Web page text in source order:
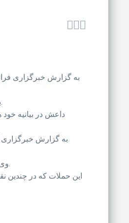

به گزارش خبرگزاری
بنا بر گزارش‌ها، گروه داعش می‌گوید که این حملات را در پاسخ به «توهین به پیامبر اسلام و حملات هوایی که علیه قلمرو داعش انجام شده» ترتیب داده است.
داعش در بیانیه
به گزارش
وی این حملات را با عنوان «اعلان جنگ» به کشورش توصیف کرده و بنا بر گزارش‌ها دولت فرانسه هم‌اینک 1500سرباز را برای برقراری امنیت بسیج کرده‌است.